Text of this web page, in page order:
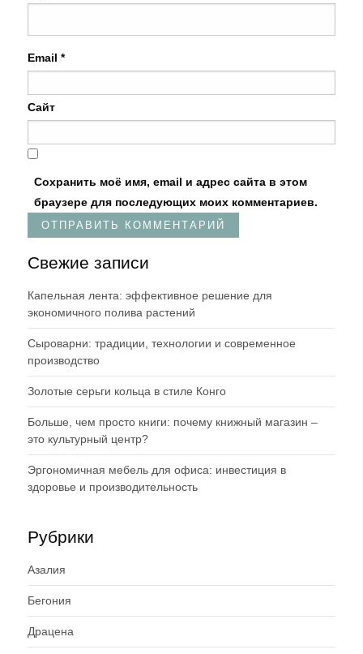
Email *
Сайт
Сохранить моё имя, email и адрес сайта в этом
браузере для последующих моих комментариев.
Свежие записи
Капельная лента: эффективное решение для
экономичного полива растений
Сыроварни: традиции, технологии и современное
производство
Золотые серьги кольца в стиле Конго
Больше, чем просто книги: почему книжный магазин –
это культурный центр?
Эргономичная мебель для офиса: инвестиция в
здоровье и производительность
Рубрики
Азалия
Бегония
Драцена